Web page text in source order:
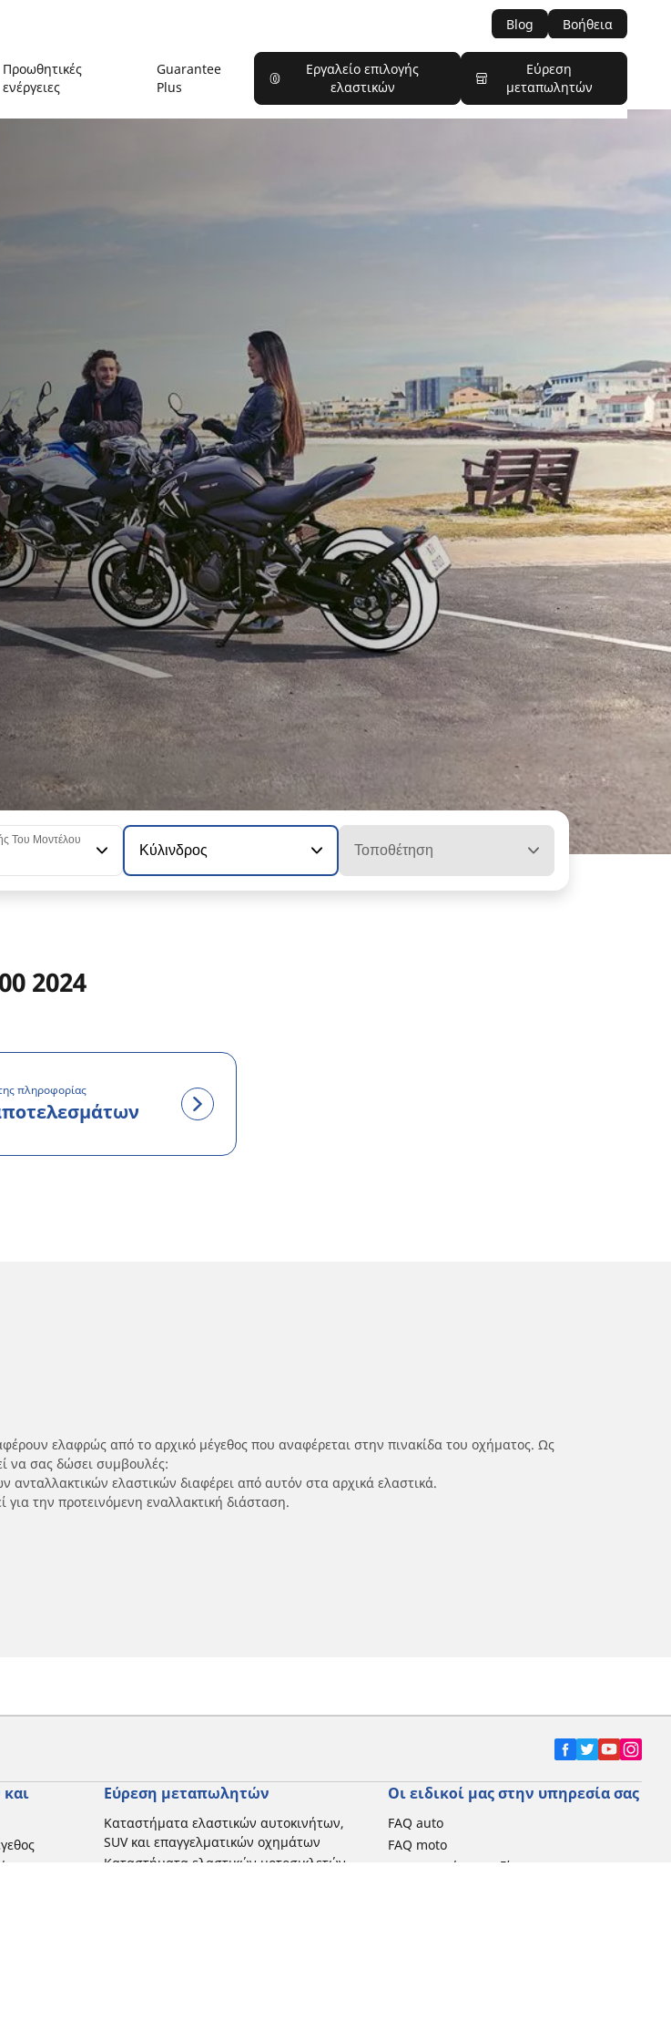
Blog Βοήθεια
Προωθητικές
ενέργειες
Guarantee
Plus
Εργαλείο επιλογής
ελαστικών
Εύρεση
μεταπωλητών
Του Μοντέλου
Κύλινδρος Τοποθέτηση
2024
πληροφορίας
ελαφρώς από το αρχικό μέγεθος που αναφέρεται στην πινακίδα του οχήματος. Ως
να σας δώσει συμβουλές:
ελαστικών διαφέρει από αυτόν στα αρχικά ελαστικά.
την προτεινόμενη εναλλακτική διάσταση.
Εύρεση μεταπωλητών
Καταστήματα ελαστικών αυτοκινήτων,
SUV και επαγγελματικών οχημάτων
Καταστήματα ελαστικών μοτοσικλετών
Οι ειδικοί μας στην υπηρεσία σας
FAQ auto
FAQ moto
Επικοινωνήστε μαζί μας